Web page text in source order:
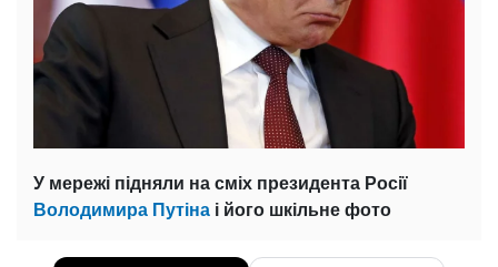
У мережі підняли на сміх президента Росії
Володимира Путіна і його шкільне фото